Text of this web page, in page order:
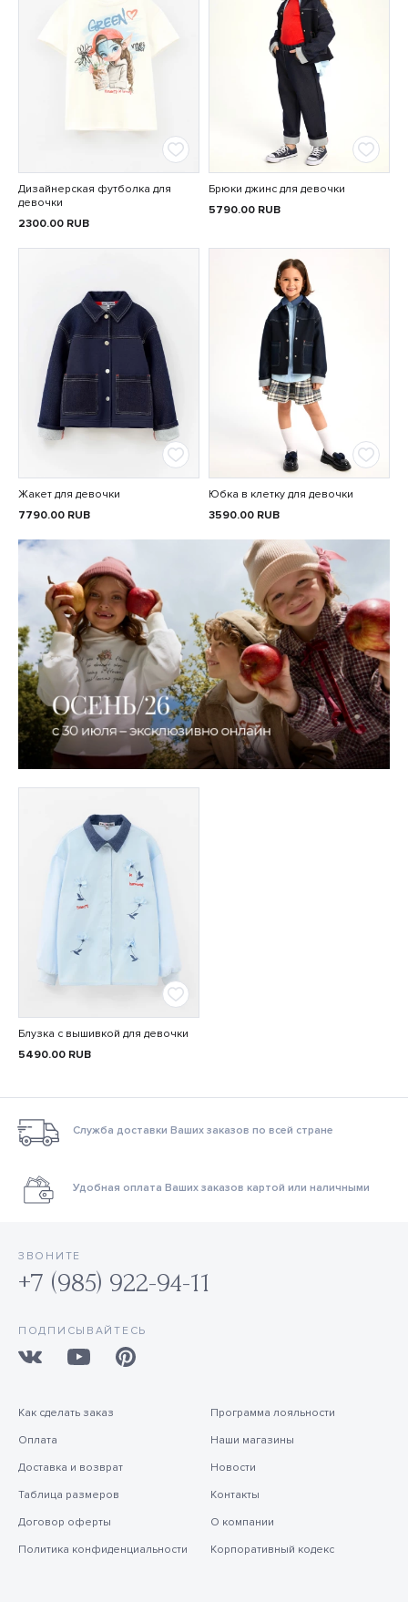
Дизайнерская футболка для
девочки
2300.00 RUB
Брюки джинс для девочки
5790.00 RUB
Жакет для девочки
7790.00 RUB
Юбка в клетку для девочки
3590.00 RUB
Блузка с вышивкой для девочки
5490.00 RUB
Служба доставки Ваших заказов по всей стране
Удобная оплата Ваших заказов картой или наличными
ЗВОНИТЕ
+7 (985) 922-94-11
ПОДПИСЫВАЙТЕСЬ
Как сделать заказ
Оплата
Доставка и возврат
Таблица размеров
Договор оферты
Политика конфиденциальности
Программа лояльности
Наши магазины
Новости
Контакты
О компании
Корпоративный кодекс